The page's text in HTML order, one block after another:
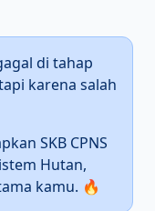
di tahap
karena salah
SKB CPNS
Hutan,
kamu. 🔥